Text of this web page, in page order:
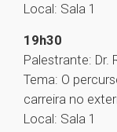
Local: Sala 1
19h30
Palestrante: Dr.
Tema: O
carreira no
Local: Sala 1